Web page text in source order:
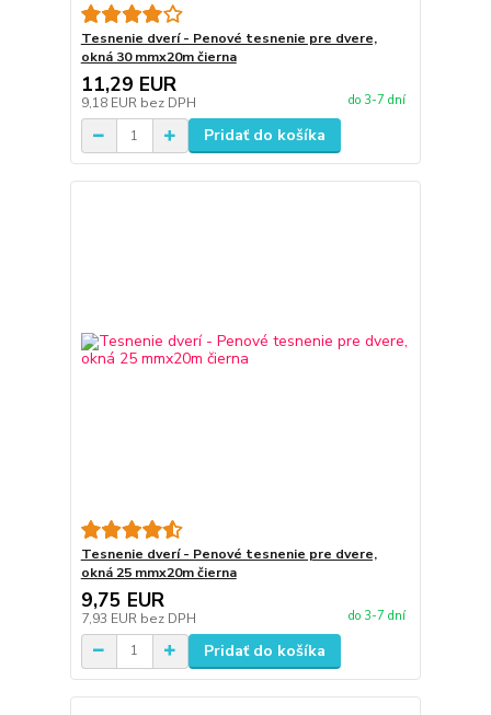
Tesnenie dverí - Penové tesnenie pre dvere,
okná 30 mmx20m čierna
11,29 EUR
9,18 EUR bez DPH do 3-7 dní
Pridať do košíka
Tesnenie dverí - Penové tesnenie pre dvere,
okná 25 mmx20m čierna
9,75 EUR
7,93 EUR bez DPH do 3-7 dní
Pridať do košíka